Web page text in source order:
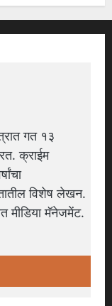
गत १३
क्राईम
विशेष लेखन.
मीडिया मॅनेजमेंट.